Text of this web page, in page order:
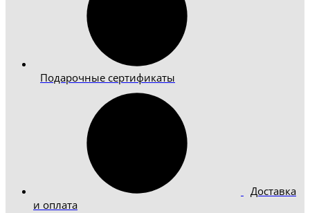
Подарочные сертификаты
Доставка
и оплата